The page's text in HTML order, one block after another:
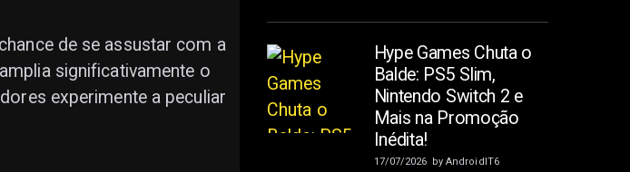
de se assustar com a
significativamente o
experimente a peculiar
Hype Games Chuta o
Balde: PS5 Slim,
Nintendo Switch 2 e
Mais na Promoção
Inédita!
17/07/2026 by AndroidIT6